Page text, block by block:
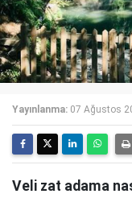
Yayınlanma: 07 Ağustos
Veli zat adama